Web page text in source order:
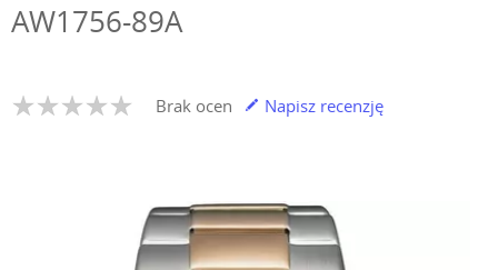
AW1756-89A
Brak ocen Napisz recenzję